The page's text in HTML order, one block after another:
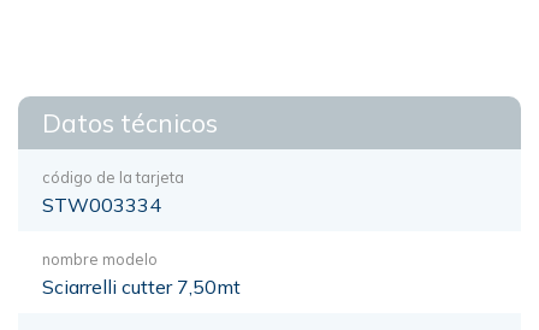
Datos técnicos
código de la tarjeta
STW003334
nombre modelo
Sciarrelli cutter 7,50mt